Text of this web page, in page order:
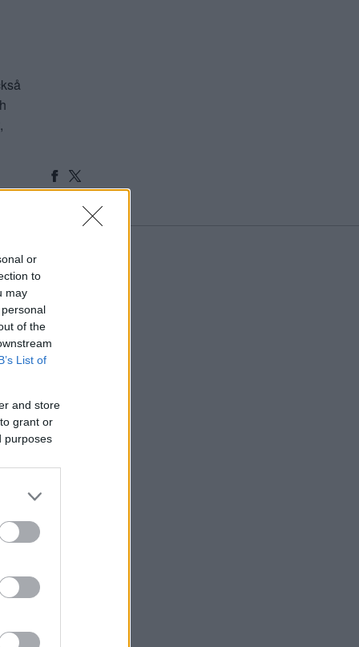
or
to
may
of the
List of
and store
grant or
purposes